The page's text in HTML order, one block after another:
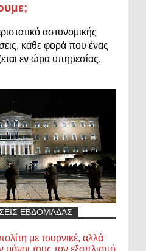
αστυνομικής
κάθε φορά που ένας
εν ώρα υπηρεσίας,
ΕΒΔΟΜΑΔΑΣ
με τουρνικέ, αλλά
μόνοι τους τον εξοπλισμό